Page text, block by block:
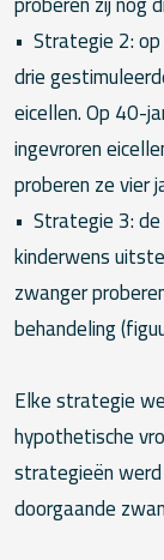
• Strategie 2:
drie
eicellen. Op 40-
ingevroren
proberen ze vier
• Strategie 3:
kinderwens
zwanger
behandeling
Elke strategie
hypothetische
strategieën
doorgaande